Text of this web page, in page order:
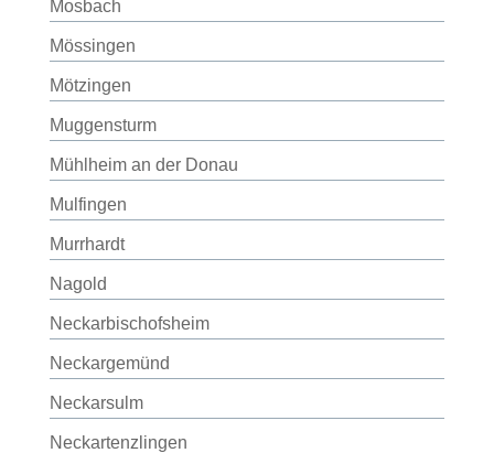
Mosbach
Mössingen
Mötzingen
Muggensturm
Mühlheim an der Donau
Mulfingen
Murrhardt
Nagold
Neckarbischofsheim
Neckargemünd
Neckarsulm
Neckartenzlingen